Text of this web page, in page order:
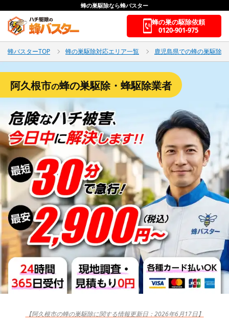
蜂の巣駆除なら蜂バスター
蜂の巣の駆除依頼
0120-901-975
蜂バスターTOP 蜂の巣駆除対応エリア一覧 鹿児島県での蜂の巣駆除
阿久根市の蜂の巣駆除・蜂駆除業者
【阿久根市の蜂の巣駆除に関する情報更新日：2026年6月17日】